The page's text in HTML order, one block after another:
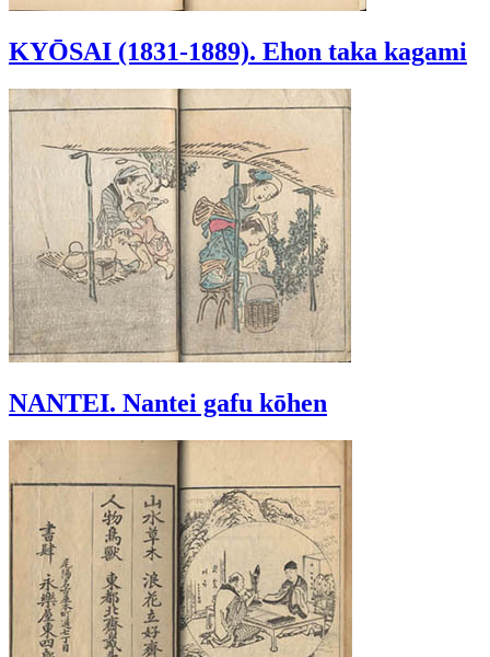
KYŌSAI (1831-1889). Ehon taka kagami
NANTEI. Nantei gafu kōhen